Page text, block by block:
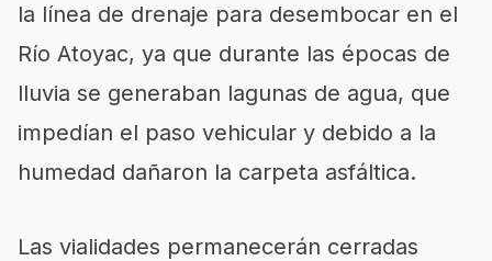
la línea de drenaje para desembocar en el
Río Atoyac, ya que durante las épocas de
lluvia se generaban lagunas de agua, que
impedían el paso vehicular y debido a la
humedad dañaron la carpeta asfáltica.
Las vialidades permanecerán cerradas